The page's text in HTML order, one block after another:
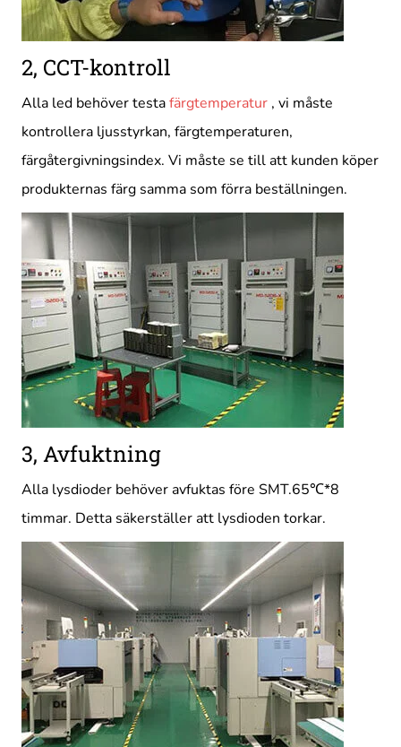
2, CCT-kontroll
Alla led behöver testafärgtemperatur , vi måste
kontrollera ljusstyrkan, färgtemperaturen,
färgåtergivningsindex. Vi måste se till att kunden köper
produkternas färg samma som förra beställningen.
3, Avfuktning
Alla lysdioder behöver avfuktas före SMT.65℃*8
timmar. Detta säkerställer att lysdioden torkar.